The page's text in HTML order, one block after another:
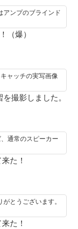
ンプのブラインド
（爆）
ャッチの実写画像
撮影しました。
通常のスピーカー
た！
とうございます。
た！